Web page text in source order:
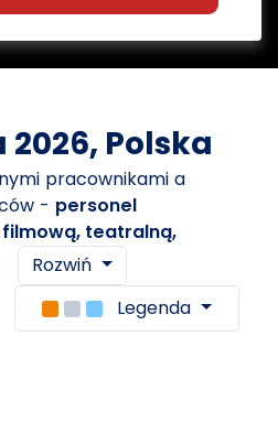
Polska
pracownikami a
- personel
teatralną,
Rozwiń
Legenda